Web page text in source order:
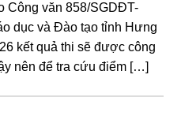
Công văn 858/SGDĐT-
dục và Đào tạo tỉnh Hưng
kết quả thi sẽ được công
nên để tra cứu điểm […]